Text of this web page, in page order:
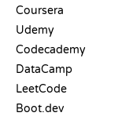
Coursera
Udemy
Codecademy
DataCamp
LeetCode
Boot.dev